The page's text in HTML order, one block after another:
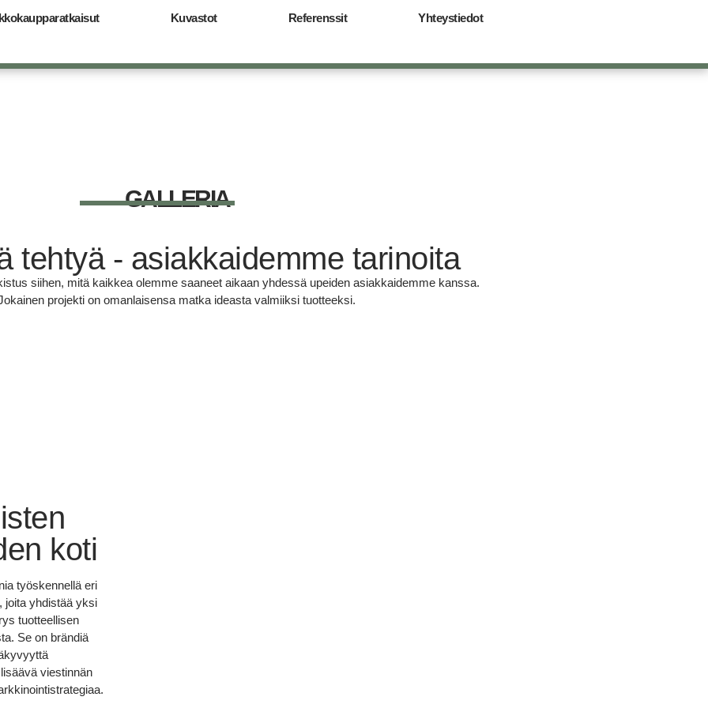
Kuvastot Referenssit Yhteystiedot
GALLERIA
tehtyä - asiakkaidemme tarinoita
siihen, mitä kaikkea olemme saaneet aikaan yhdessä upeiden asiakkaidemme kanssa.
projekti on omanlaisensa matka ideasta valmiiksi tuotteeksi.
koti
työskennellä eri
joita yhdistää yksi
tuotteellisen
Se on brändiä
viestinnän